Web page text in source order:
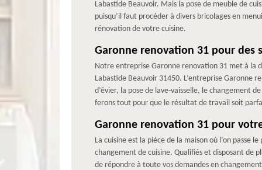
Labastide Beauvoir. Mais la pose de meuble de
puisqu’il faut procéder à divers bricolages en
rénovation de votre cuisine.
Garonne renovation 31 pour des
Notre entreprise Garonne renovation 31 met à la
Labastide Beauvoir 31450. L’entreprise Garonne
d’évier, la pose de lave-vaisselle, le changement
ferons tout pour que le résultat de travail soit
Garonne renovation 31 pour
La cuisine est la pièce de la maison où l’on
changement de cuisine. Qualifiés et disposant de
de répondre à toute vos demandes en